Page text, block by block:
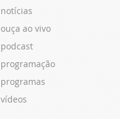
notícias
ouça ao vivo
podcast
programação
programas
vídeos